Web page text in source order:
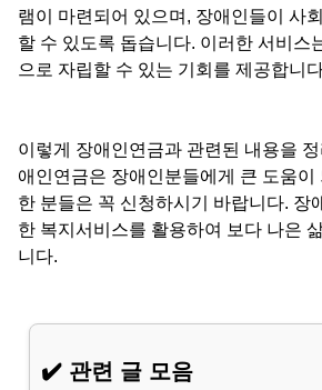
램이 마련되어 있으며, 장애인들이 사
할 수 있도록 돕습니다. 이러한 서비스
으로 자립할 수 있는 기회를 제공합니
이렇게 장애인연금과 관련된 내용을
애인연금은 장애인분들에게 큰 도움이
한 분들은 꼭 신청하시기 바랍니다. 장
한 복지서비스를 활용하여 보다 나은
니다.
✔️ 관련 글 모음